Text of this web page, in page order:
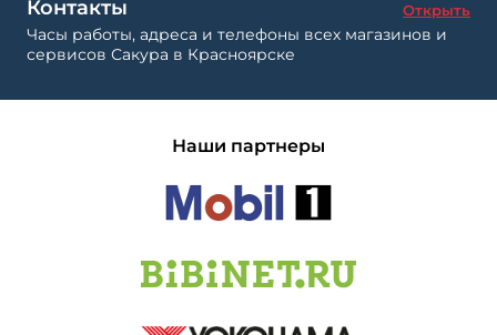
Контакты Открыть
Часы работы, адреса и телефоны всех магазинов и
сервисов Сакура в Красноярске
Наши партнеры